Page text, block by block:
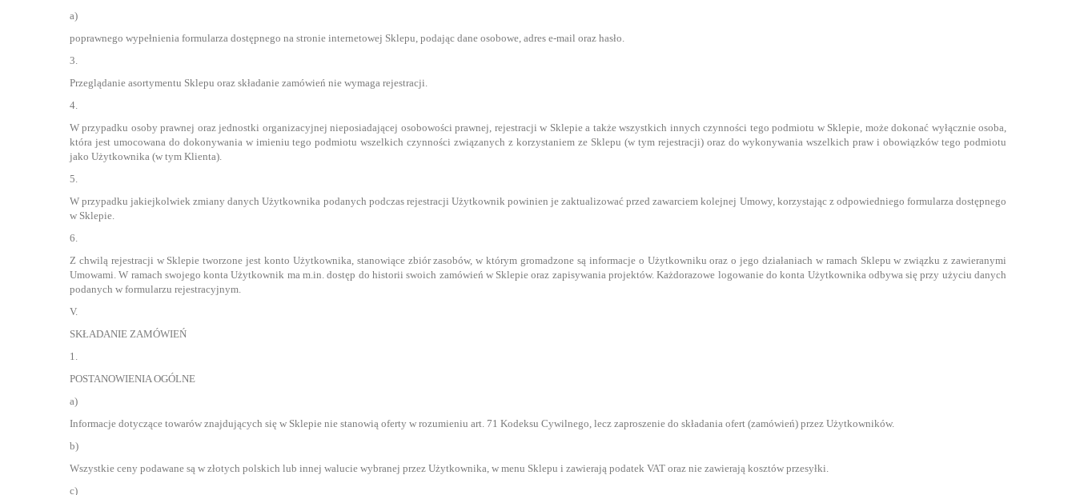
a)
poprawnego wypełnienia formularza dostępnego na stronie internetowej Sklepu, podając dane osobowe, adres e-mail oraz hasło.
3.
Przeglądanie asortymentu Sklepu oraz składanie zamówień nie wymaga rejestracji.
4.
W przypadku osoby prawnej oraz jednostki organizacyjnej nieposiadającej osobowości prawnej, rejestracji w Sklepie a także wszystkich innych czynności tego podmiotu w Sklepie, może dokonać wyłącznie osoba,
która jest umocowana do dokonywania w imieniu tego podmiotu wszelkich czynności związanych z korzystaniem ze Sklepu (w tym rejestracji) oraz do wykonywania wszelkich praw i obowiązków tego podmiotu
jako Użytkownika (w tym Klienta).
5.
W przypadku jakiejkolwiek zmiany danych Użytkownika podanych podczas rejestracji Użytkownik powinien je zaktualizować przed zawarciem kolejnej Umowy, korzystając z odpowiedniego formularza dostępnego
w Sklepie.
6.
Z chwilą rejestracji w Sklepie tworzone jest konto Użytkownika, stanowiące zbiór zasobów, w którym gromadzone są informacje o Użytkowniku oraz o jego działaniach w ramach Sklepu w związku z zawieranymi
Umowami. W ramach swojego konta Użytkownik ma m.in. dostęp do historii swoich zamówień w Sklepie oraz zapisywania projektów. Każdorazowe logowanie do konta Użytkownika odbywa się przy użyciu danych
podanych w formularzu rejestracyjnym.
V.
SKŁADANIE ZAMÓWIEŃ
1.
POSTANOWIENIA OGÓLNE
a)
Informacje dotyczące towarów znajdujących się w Sklepie nie stanowią oferty w rozumieniu art. 71 Kodeksu Cywilnego, lecz zaproszenie do składania ofert (zamówień) przez Użytkowników.
b)
Wszystkie ceny podawane są w złotych polskich lub innej walucie wybranej przez Użytkownika, w menu Sklepu i zawierają podatek VAT oraz nie zawierają kosztów przesyłki.
c)